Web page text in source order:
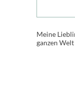
Meine
ganzen Welt